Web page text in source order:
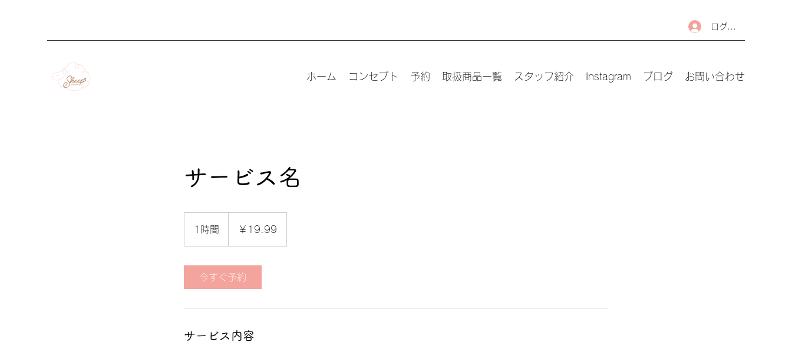
ログイン
ホーム コンセプト 予約 取扱商品一覧 スタッフ紹介 Instagram ブログ お問い合わせ
サービス名
1時間 ￥19.99
今すぐ予約
サービス内容